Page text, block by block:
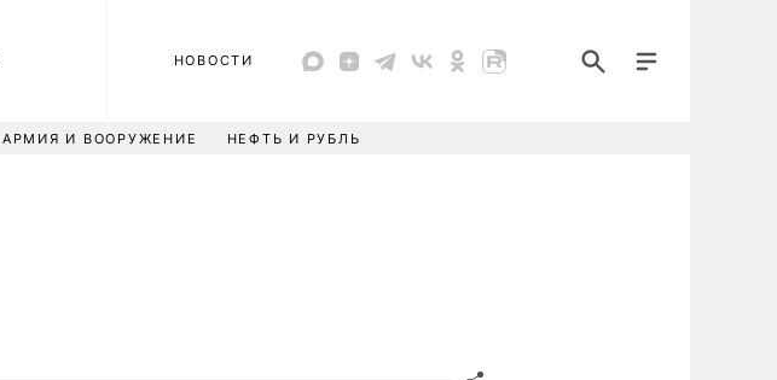
НОВОСТИ
АРМИЯ И ВООРУЖЕНИЕ НЕФТЬ И РУБЛЬ